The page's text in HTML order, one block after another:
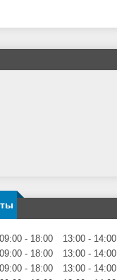
09:00 18:00 13:00
14:00
09:00 18:00 13:00
14:00
09:00 18:00 13:00
14:00